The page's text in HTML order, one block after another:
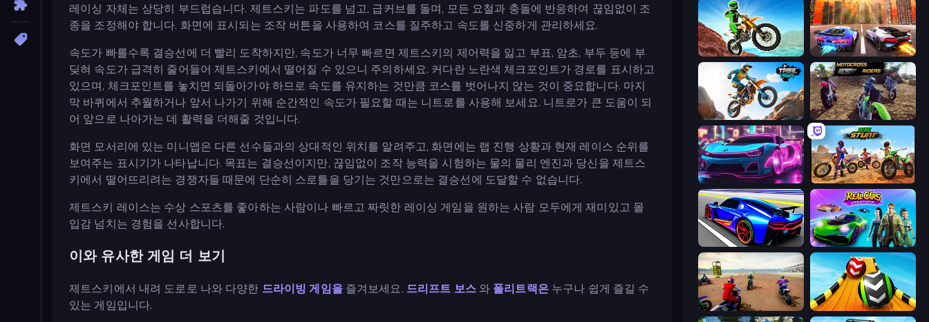
레이싱 자체는 상당히 부드럽습니다. 제트스키는 파도를 넘고, 급커브를 돌며, 모든 요철과 충돌에 반응하여 끊임없이 조
종을 조정해야 합니다. 화면에 표시되는 조작 버튼을 사용하여 코스를 질주하고 속도를 신중하게 관리하세요.
속도가 빠를수록 결승선에 더 빨리 도착하지만, 속도가 너무 빠르면 제트스키의 제어력을 잃고 부표, 암초, 부두 등에 부
딪혀 속도가 급격히 줄어들어 제트스키에서 떨어질 수 있으니 주의하세요. 커다란 노란색 체크포인트가 경로를 표시하고
있으며, 체크포인트를 놓치면 되돌아가야 하므로 속도를 유지하는 것만큼 코스를 벗어나지 않는 것이 중요합니다. 마지
막 바퀴에서 추월하거나 앞서 나가기 위해 순간적인 속도가 필요할 때는 니트로를 사용해 보세요. 니트로가 큰 도움이 되
어 앞으로 나아가는 데 활력을 더해줄 것입니다.
화면 모서리에 있는 미니맵은 다른 선수들과의 상대적인 위치를 알려주고, 화면에는 랩 진행 상황과 현재 레이스 순위를
보여주는 표시기가 나타납니다. 목표는 결승선이지만, 끊임없이 조작 능력을 시험하는 물의 물리 엔진과 당신을 제트스
키에서 떨어뜨리려는 경쟁자들 때문에 단순히 스로틀을 당기는 것만으로는 결승선에 도달할 수 없습니다.
제트스키 레이스는 수상 스포츠를 좋아하는 사람이나 빠르고 짜릿한 레이싱 게임을 원하는 사람 모두에게 재미있고 몰
입감 넘치는 경험을 선사합니다.
이와 유사한 게임 더 보기
제트스키에서 내려 도로로 나와 다양한 드라이빙 게임을즐겨보세요. 드리프트 보스와 폴리트랙은누구나 쉽게 즐길 수
있는 게임입니다.
Dirt Bike Mad Skills Night City Racing
Trial Mania MotoCross Riders
Cyber Cars Punk Racing 2 Bike Stunts Race Bike Games 3D
Cyber Cars Punk Racing Real Cars Epic Stunts
Super MX - The Champion Sky Balls 3D